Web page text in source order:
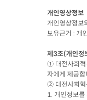
개인영상정보
개인영상정
보유근거 : 개
제3조(개인정
① 대전사회혁
자에게 제
② 대전사회혁
1. 개인정보